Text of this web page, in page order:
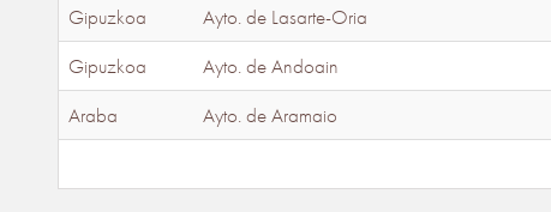
Gipuzkoa
Ayto. de Lasarte-Oria
Gipuzkoa
Ayto. de Andoain
Araba
Ayto. de Aramaio